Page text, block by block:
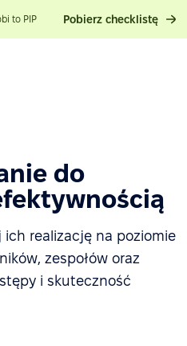
to PIP Pobierz checklistę
do
realizację na poziomie
zespołów oraz
i skuteczność